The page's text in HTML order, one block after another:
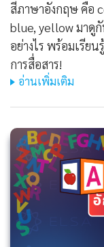
สีภาษาอังกฤษ คือ
blue, yellow มาดูกั
อย่างไร พร้อมเรีย
การสื่อสาร!
อ่านเพิ่มเติม